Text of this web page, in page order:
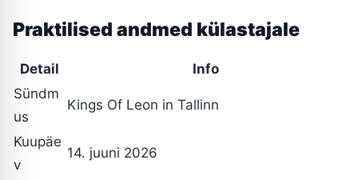
Praktilised andmed külastajale
Detail
Info
Sündm
us
Kings Of Leon in Tallinn
Kuupäe
v
14. juuni 2026